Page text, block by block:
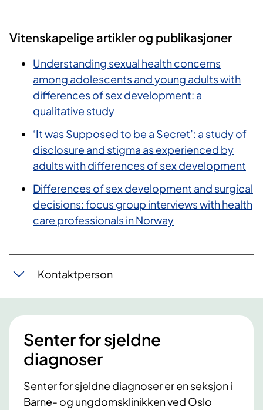
Vitenskapelige artikler og publikasjoner
Understanding sexual health concerns
among adolescents and young adults with
differences of sex development: a
qualitative study
‘It was Supposed to be a Secret’: a study of
disclosure and stigma as experienced by
adults with differences of sex development
Differences of sex development and surgical
decisions: focus group interviews with health
care professionals in Norway
Kontaktperson
Senter for sjeldne
diagnoser
Senter for sjeldne diagnoser er en seksjon i
Barne- og ungdomsklinikken ved Oslo